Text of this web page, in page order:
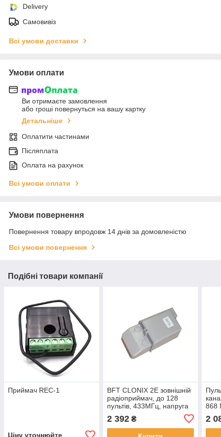
Delivery
Самовивіз
Всі умови доставки
Умови оплати
Ви отримаєте замовлення
або гроші повернуться на вашу картку
Детальніше
Оплатити частинами
Післяплата
Оплата на рахунок
Всі умови оплати
Умови повернення
Повернення товару впродовж 14 днів за домовленістю
Всі умови повернення
Подібні товари компанії
Приймач REC-1
Ціну уточнюйте
BFT CLONIX 2E зовнішній
радіоприймач, до 128
пультів, 433МГц, напруга
2 392₴
868
2